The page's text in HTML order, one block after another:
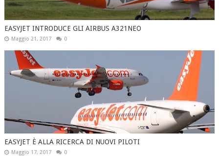
EASYJET INTRODUCE GLI AIRBUS A321NEO
Maggio 21, 2017 0
EASYJET È ALLA RICERCA DI NUOVI PILOTI
Maggio 17, 2017 0